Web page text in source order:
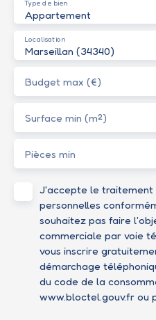
Appartement
Type de bien
Marseillan (34340)
Localisation
Budget max (€)
Surface min (m²)
Pièces min
J'accepte le traitement
personnelles
souhaitez pas faire
commerciale par voie
vous inscrire
démarchage
du code de la
www.bloctel.gouv.fr ou